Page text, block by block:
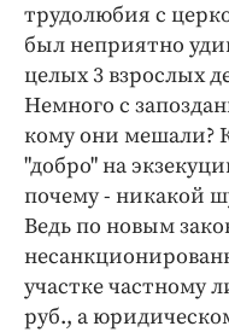
Культура
Образование
Общество
Погода
Праздники
Происшествия
Спорт
Экономика и
трудолюбия с
был неприятно
целых 3 взрослых
Немного с
кому они мешали?
"добро" на
почему - никакой
Ведь по новым
участке частному
руб., а